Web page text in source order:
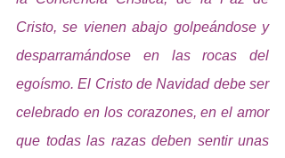
Cristo, se vienen abajo golpeándose y
desparramándose en las rocas del
egoísmo. El Cristo de Navidad debe ser
celebrado en los corazones, en el amor
que todas las razas deben sentir unas